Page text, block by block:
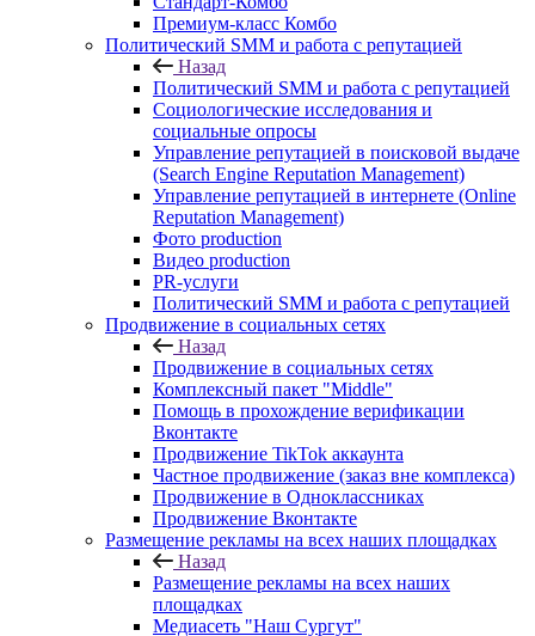
Премиум-класс Комбо
Политический SMM и работа с репутацией
Назад
Политический SMM и работа с репутацией
Социологические исследования и
социальные опросы
Управление репутацией в поисковой выдаче
(Search Engine Reputation Management)
Управление репутацией в интернете (Online
Reputation Management)
Фото production
Видео production
PR-услуги
Политический SMM и работа с репутацией
Продвижение в социальных сетях
Назад
Продвижение в социальных сетях
Комплексный пакет "Middle"
Помощь в прохождение верификации
Вконтакте
Продвижение TikTok аккаунта
Частное продвижение (заказ вне комплекса)
Продвижение в Одноклассниках
Продвижение Вконтакте
Размещение рекламы на всех наших площадках
Назад
Размещение рекламы на всех наших
площадках
Медиасеть "Наш Сургут"